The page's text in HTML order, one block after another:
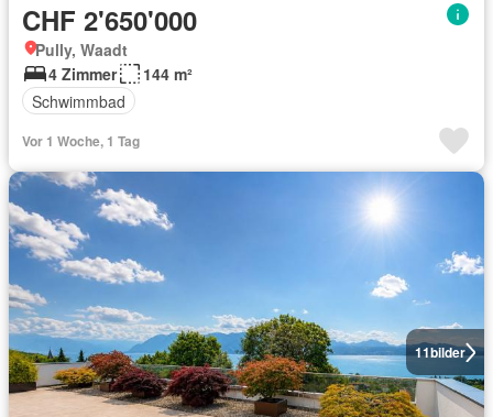
CHF 2'650'000
Pully, Waadt
4 Zimmer
144 m²
Schwimmbad
Vor 1 Woche, 1 Tag
11bilder